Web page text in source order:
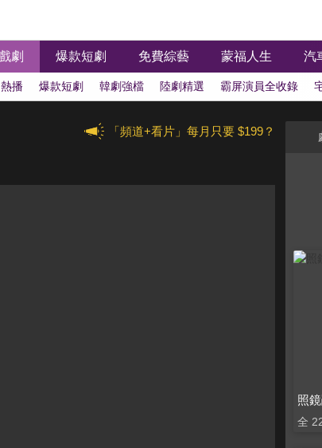
劇 爆款短劇 免費綜藝 蒙福人生 汽
播 爆款短劇 韓劇強檔 陸劇精選 霸屏演員全收錄
「頻道+看片」每月只要 $199？
照
全